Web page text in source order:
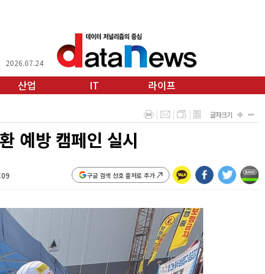
2026.07.24
산업 IT 라이프
예방 캠페인 실시
구글 검색 선호 출처로 추가
글자크기